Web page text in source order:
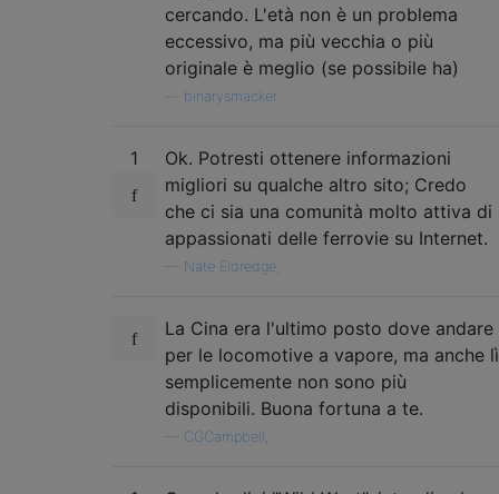
cercando. L'età non è un problema
eccessivo, ma più vecchia o più
originale è meglio (se possibile ha)
binarysmacker
1
Ok. Potresti ottenere informazioni
migliori su qualche altro sito; Credo
che ci sia una comunità molto attiva di
appassionati delle ferrovie su Internet.
Nate Eldredge,
La Cina era l'ultimo posto dove andare
per le locomotive a vapore, ma anche lì
semplicemente non sono più
disponibili. Buona fortuna a te.
CGCampbell,